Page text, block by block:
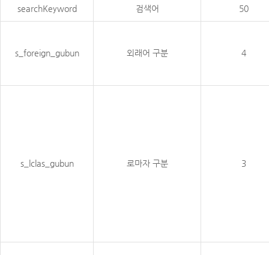
searchKeyword 검색어 50
s_foreign_gubun 외래어 구분 4
s_lclas_gubun 로마자 구분 3